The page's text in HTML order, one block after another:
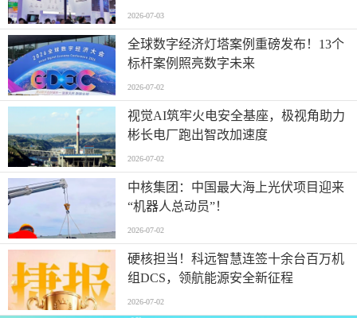
2026-07-03
全球数字经济灯塔案例重磅发布！13个
标杆案例照亮数字未来
2026-07-02
视觉AI筑牢火电安全基座，极视角助力
彬长电厂跑出智改加速度
2026-07-02
中核集团：中国最大海上光伏项目迎来
“机器人总动员”！
2026-07-02
硬核担当！科远智慧连签十余台百万机
组DCS，领航能源安全新征程
2026-07-02